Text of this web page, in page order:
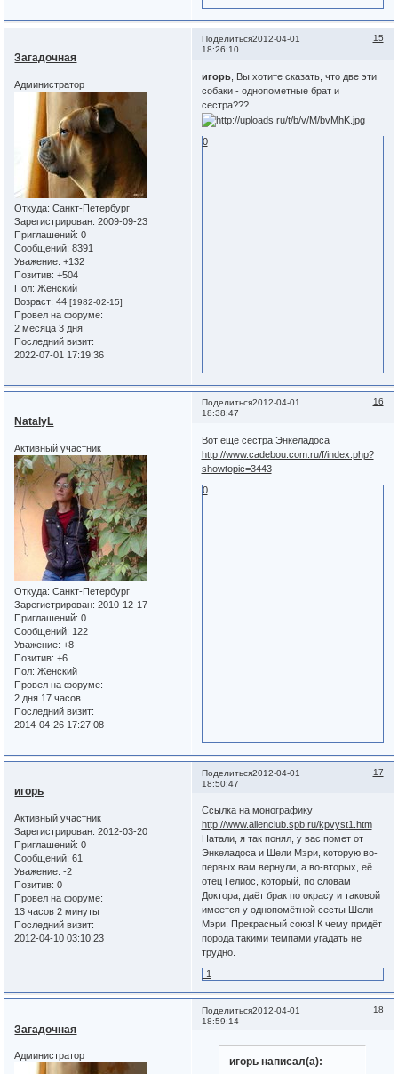
Поделиться 15
2012-04-01
18:26:10
Загадочная
Администратор
Откуда: Санкт-Петербург
Зарегистрирован: 2009-09-23
Приглашений: 0
Сообщений: 8391
Уважение: +132
Позитив: +504
Пол: Женский
Возраст: 44[1982-02-15]
Провел на форуме:
2 месяца 3 дня
Последний визит:
2022-07-01 17:19:36
игорь, Вы хотите сказать, что две эти
собаки - однопометные брат и
сестра???
0
Поделиться 16
2012-04-01
18:38:47
NatalyL
Активный участник
Откуда: Санкт-Петербург
Зарегистрирован: 2010-12-17
Приглашений: 0
Сообщений: 122
Уважение: +8
Позитив: +6
Пол: Женский
Провел на форуме:
2 дня 17 часов
Последний визит:
2014-04-26 17:27:08
Вот еще сестра Энкеладоса
http://www.cadebou.com.ru/f/index.php?
showtopic=3443
0
Поделиться 17
2012-04-01
18:50:47
игорь
Активный участник
Зарегистрирован: 2012-03-20
Приглашений: 0
Сообщений: 61
Уважение: -2
Позитив: 0
Провел на форуме:
13 часов 2 минуты
Последний визит:
2012-04-10 03:10:23
Ссылка на монографику
http://www.allenclub.spb.ru/kpvyst1.htm
Натали, я так понял, у вас помет от
Энкеладоса и Шели Мэри, которую во-
первых вам вернули, а во-вторых, её
отец Гелиос, который, по словам
Доктора, даёт брак по окрасу и таковой
имеется у однопомётной сесты Шели
Мэри. Прекрасный союз! К чему придёт
порода такими темпами угадать не
трудно.
-1
Поделиться 18
2012-04-01
18:59:14
Загадочная
Администратор игорь написал(а):